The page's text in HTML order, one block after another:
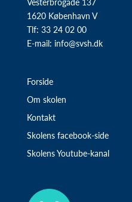
1620 København V
Tlf: 33 24 02 00
E-mail: info@svsh.dk
Forside
Om skolen
Kontakt
Skolens facebook-side
Skolens Youtube-kanal